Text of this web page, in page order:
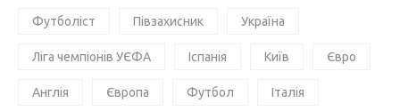
Футболіст Півзахисник Україна
Ліга чемпіонів УЄФА Іспанія Київ Євро
Англія Європа Футбол Італія